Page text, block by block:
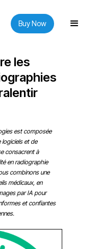
Buy Now
les
est composée
logiciels et de
consacrent à
en radiographie
combinons une
médicaux, en
par IA pour
et confiantes